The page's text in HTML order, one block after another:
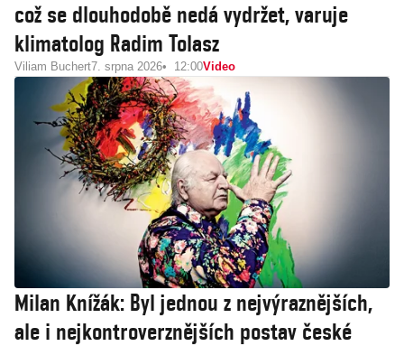
což se dlouhodobě nedá vydržet, varuje
klimatolog Radim Tolasz
Viliam Buchert7. srpna 2026 12:00Video
Milan Knížák: Byl jednou z nejvýraznějších,
ale i nejkontroverznějších postav české